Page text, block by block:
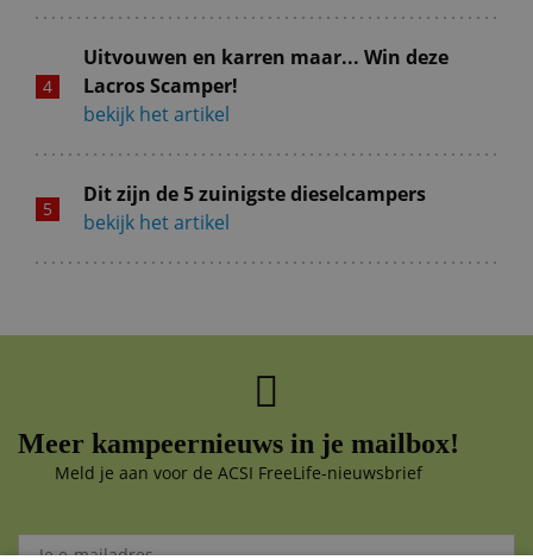
Uitvouwen en karren maar... Win deze
Lacros Scamper!
bekijk het artikel
Dit zijn de 5 zuinigste dieselcampers
bekijk het artikel
Meer kampeernieuws in je mailbox!
Meld je aan voor de ACSI FreeLife-nieuwsbrief